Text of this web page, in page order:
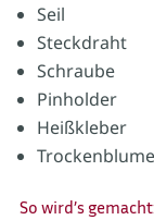
Seil
Steckdraht
Schraube
Pinholder
Heißkleber
So wird’s